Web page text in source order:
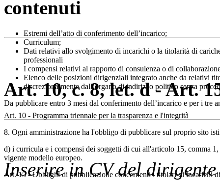
contenuti
Estremi dell’atto di conferimento dell’incarico;
Curriculum;
Dati relativi allo svolgimento di incarichi o la titolarità di
professionali
I compensi relativi al rapporto di consulenza o di
Elenco delle posizioni dirigenziali integrato anche da relativi
discrezionalmente dall’organo di indirizzo politico senza
Da pubblicare entro 3 mesi dal conferimento dell’incarico e per i tre
Art. 10, c. 8, let. d - Art.
Art. 10 - Programma triennale per la trasparenza e l'integrità
8. Ogni amministrazione ha l'obbligo di pubblicare sul proprio sito
d) i curricula e i compensi dei soggetti di cui all'articolo 15, comma
vigente modello europeo.
Art. 15 - Obblighi di pubblicazione concernenti i titolari di incarichi
Inserire in CV del dirigente